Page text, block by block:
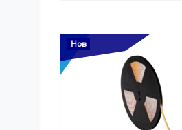
Нов